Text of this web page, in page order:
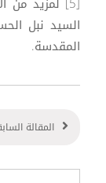
المقدسة.
المقالة